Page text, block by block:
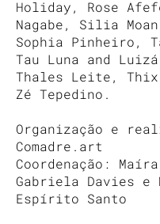
Holiday, Rose
Nagabe, Silia
Sophia Pinheiro,
Tau Luna and
Thales Leite,
Zé Tepedino.
Organização e
Comadre.art
Coordenação:
Gabriela Davies e
Espírito Santo